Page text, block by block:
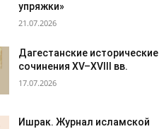
упряжки»
21.07.2026
Дагестанские исторические
сочинения XV–XVIII вв.
17.07.2026
Ишрак. Журнал исламской